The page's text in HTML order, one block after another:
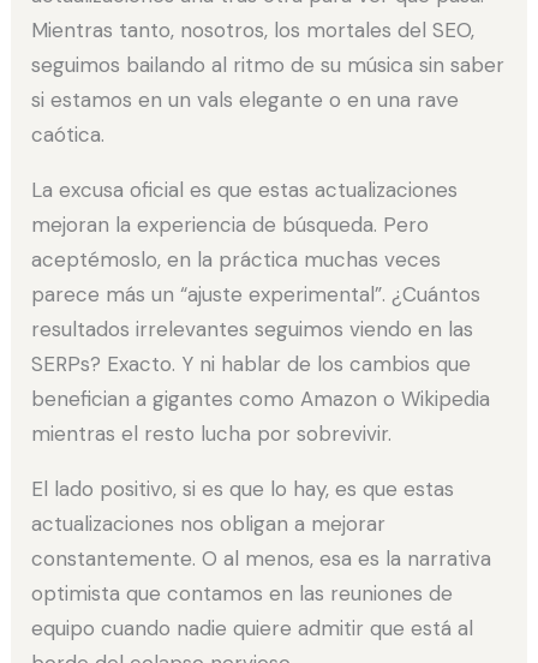
Mientras tanto, nosotros, los mortales del SEO,
seguimos bailando al ritmo de su música sin saber
si estamos en un vals elegante o en una rave
caótica.
La excusa oficial es que estas actualizaciones
mejoran la experiencia de búsqueda. Pero
aceptémoslo, en la práctica muchas veces
parece más un “ajuste experimental”. ¿Cuántos
resultados irrelevantes seguimos viendo en las
SERPs? Exacto. Y ni hablar de los cambios que
benefician a gigantes como Amazon o Wikipedia
mientras el resto lucha por sobrevivir.
El lado positivo, si es que lo hay, es que estas
actualizaciones nos obligan a mejorar
constantemente. O al menos, esa es la narrativa
optimista que contamos en las reuniones de
equipo cuando nadie quiere admitir que está al